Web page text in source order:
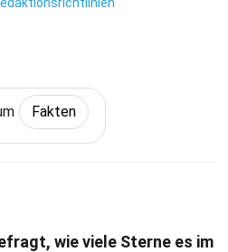
Fakten
wie viele Sterne es im